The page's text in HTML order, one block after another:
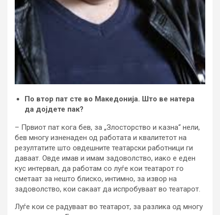
По втор пат сте во Македонија. Што ве натера
да дојдете пак?
– Првиот пат кога бев, за „Злосторство и казна“ нели,
бев многу изненаден од работата и квалитетот на
резултатите што овдешните театарски работници ги
даваат. Овде имав и имам задоволство, иако е еден
кус интервал, да работам со луѓе кои театарот го
сметаат за нешто блиско, интимно, за извор на
задоволство, кои сакаат да испробуваат во театарот.
Луѓе кои се радуваат во театарот, за разлика од многу